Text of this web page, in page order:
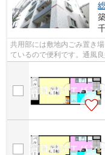
共用部には敷地内ごみ置き
ているので便利です。通風